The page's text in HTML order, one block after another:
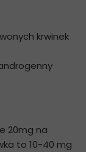
krwinek
20mg na
to 10-40 mg